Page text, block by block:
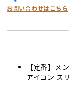
お問い合わせはこちら
【定番】メ
アイコン ス